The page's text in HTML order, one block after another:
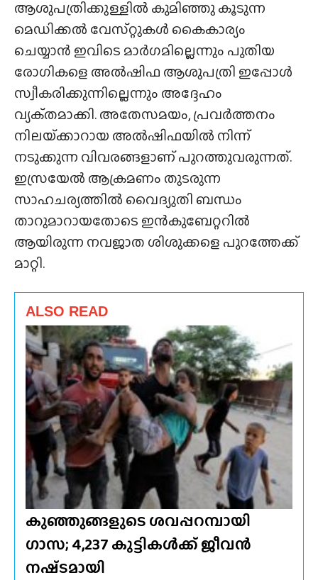
ആശുപത്രിക്കുള്ളിൽ കുമിഞ്ഞു കൂടുന്ന
മെഡിക്കൽ വേസ്‌റ്റുകൾ കൈകാര്യം
ചെയ്യാൻ ഇവിടെ മാർഗമില്ലെന്നും പുതിയ
രോഗികളെ അൽഷിഫ ആശുപത്രി ഇപ്പോൾ
സ്വീകരിക്കുന്നില്ലെന്നും അദ്ദേഹം
വ്യക്‌തമാക്കി. അതേസമയം, പ്രവർത്തനം
നിലയ്‌ക്കാറായ അൽഷിഫയിൽ നിന്ന്
നടുക്കുന്ന വിവരങ്ങളാണ് പുറത്തുവരുന്നത്.
ഇസ്രയേൽ ആക്രമണം തുടരുന്ന
സാഹചര്യത്തിൽ വൈദ്യുതി ബന്ധം
താറുമാറായതോടെ ഇൻകുബേറ്ററിൽ
ആയിരുന്ന നവജാത ശിശുക്കളെ പുറത്തേക്ക്
മാറ്റി.
ALSO READ
കുഞ്ഞുങ്ങളുടെ ശവപ്പറമ്പായി
ഗാസ; 4,237 കുട്ടികൾക്ക് ജീവൻ
നഷ്‌ടമായി